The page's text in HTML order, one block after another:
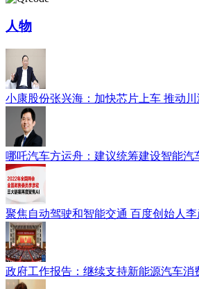
人物
小康股份张兴海：加快芯片上车 推动
哪吒汽车方运舟：建议统筹建设智能汽
聚焦自动驾驶和智能交通 百度创始人
政府工作报告：继续支持新能源汽车消